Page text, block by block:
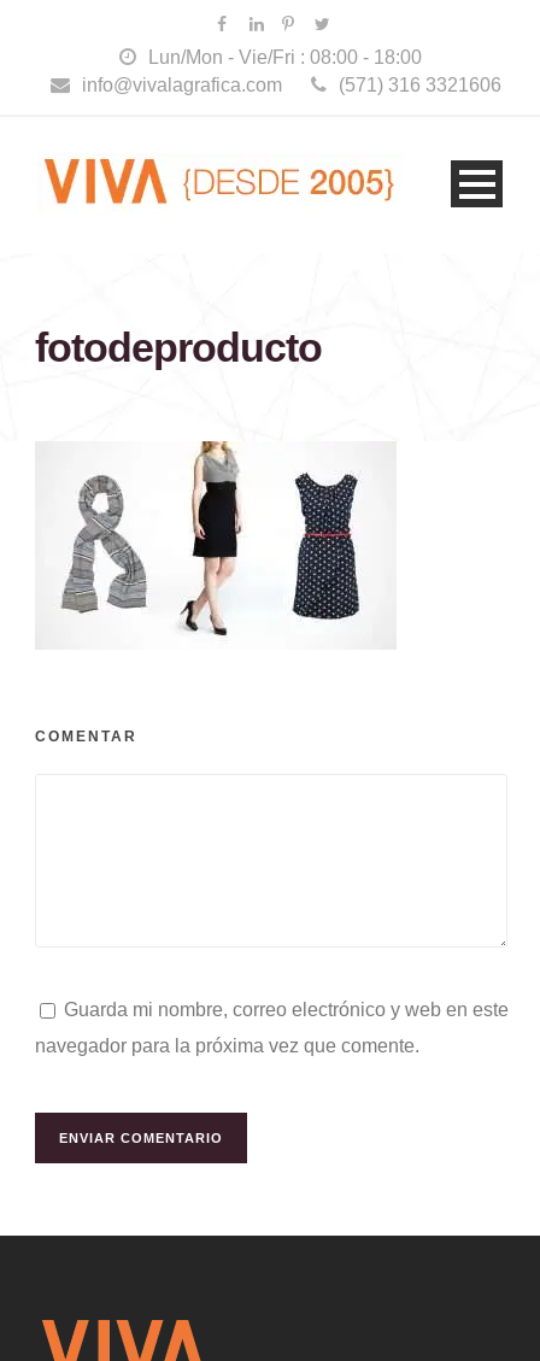
Lun/Mon - Vie/Fri : 08:00 - 18:00
info@vivalagrafica.com
(571) 316 3321606
fotodeproducto
COMENTAR
Guarda mi nombre, correo electrónico y web en este
navegador para la próxima vez que comente.